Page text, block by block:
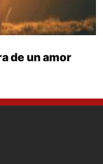
de un amor